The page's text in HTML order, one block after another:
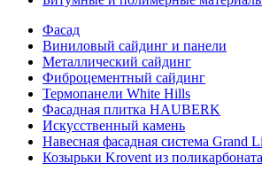
Фасад
Виниловый сайдинг и панели
Металлический сайдинг
Фиброцементный сайдинг
Термопанели White Hills
Фасадная плитка HAUBERK
Искусственный камень
Навесная фасадная система Grand
Козырьки Krovent из поликарбоната